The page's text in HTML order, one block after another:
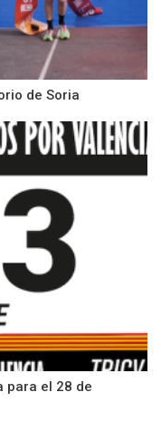
de Soria
para el 28 de